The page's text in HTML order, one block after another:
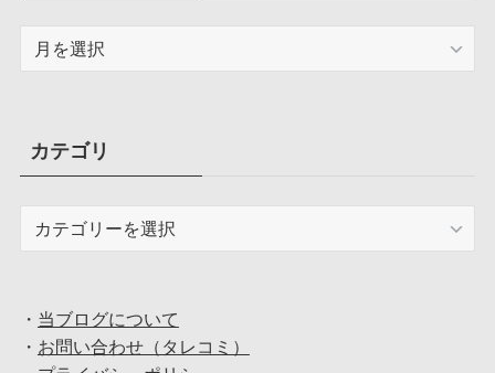
ブカテゴリ
・ 当ブログについて
・ お問い合わせ（タレコミ）